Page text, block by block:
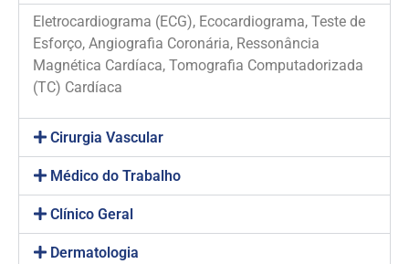
Eletrocardiograma (ECG), Ecocardiograma, Teste de
Esforço, Angiografia Coronária, Ressonância
Magnética Cardíaca, Tomografia Computadorizada
(TC) Cardíaca
Cirurgia Vascular
Médico do Trabalho
Clínico Geral
Dermatologia